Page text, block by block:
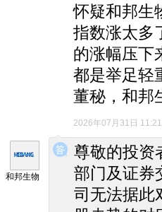
怀疑和邦生
指数涨太多
的涨幅压下
都是举足轻
董秘，和邦
2026年07月31日 11:21
◆
◆
和邦生物
尊敬的投资
部门及证券
司无法据此